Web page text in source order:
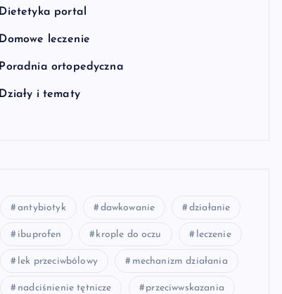
Dietetyka portal
Domowe leczenie
Poradnia ortopedyczna
Działy i tematy
antybiotyk dawkowanie działanie
ibuprofen krople do oczu leczenie
lek przeciwbólowy mechanizm działania
nadciśnienie tętnicze przeciwwskazania